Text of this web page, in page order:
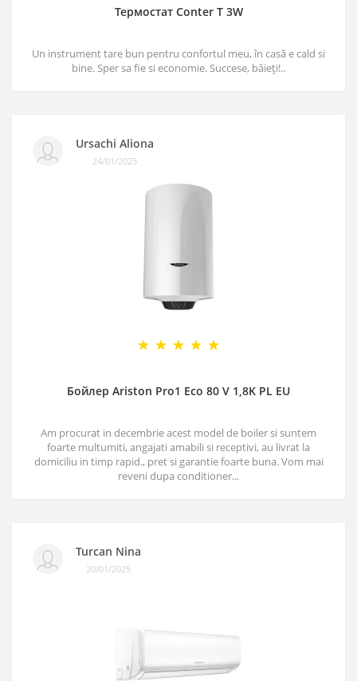
Термостат Conter T 3W
Un instrument tare bun pentru confortul meu, în casă e cald si
bine. Sper sa fie si economie. Succese, băieți!..
Ursachi Aliona
24/01/2025
Бойлер Ariston Pro1 Eco 80 V 1,8K PL EU
Am procurat in decembrie acest model de boiler si suntem
foarte multumiti, angajati amabili si receptivi, au livrat la
domiciliu in timp rapid., pret si garantie foarte buna. Vom mai
reveni dupa conditioner...
Turcan Nina
20/01/2025